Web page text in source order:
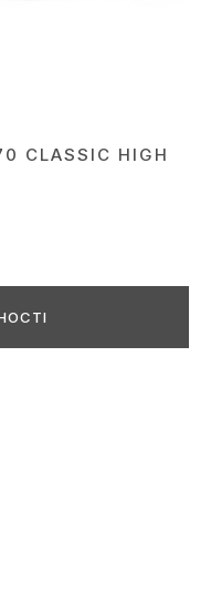
CLASSIC HIGH